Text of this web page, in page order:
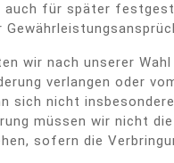
auch für später
wir nach unserer
verlangen oder
sich nicht
müssen wir nicht
sofern die